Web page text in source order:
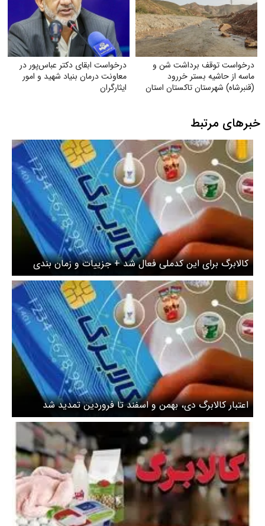
درخواست توقف برداشت شن و
ماسه از حاشیه بستر خر‌رود
(قنبرشاه) شهرستان تاکستان استان
درخواست ابقای دکتر عباس‌پور در
معاونت درمان بنیاد شهید و امور
ایثارگران
خبرهای مرتبط
کالابرگ برای این کدملی فعال شد + جزییات و زمان بندی
اعتبار کالابرگ دی، بهمن و اسفند تا فروردین تمدید شد